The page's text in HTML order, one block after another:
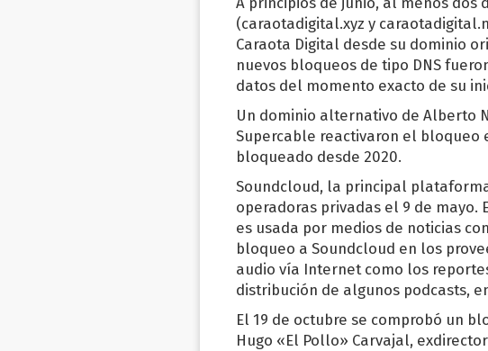
(caraotadigital.xyz y
Caraota Digital desde su dominio
nuevos bloqueos de tipo DNS
datos del momento exacto de su
Un dominio alternativo de Alberto
Supercable reactivaron el bloqueo
bloqueado desde 2020.
Soundcloud, la principal
operadoras privadas el 9 de mayo.
es usada por medios de noticias
bloqueo a Soundcloud en los
audio vía Internet como los
distribución de algunos podcasts,
El 19 de octubre se comprobó un
Hugo «El Pollo» Carvajal,